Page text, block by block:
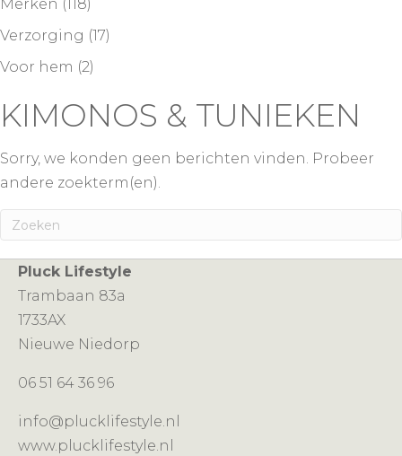
Merken (118)
Verzorging (17)
Voor hem (2)
KIMONOS & TUNIEKEN
Sorry, we konden geen berichten vinden. Probeer
andere zoekterm(en).
Pluck Lifestyle
Trambaan 83a
1733AX
Nieuwe Niedorp
06 51 64 36 96
info@plucklifestyle.nl
www.plucklifestyle.nl